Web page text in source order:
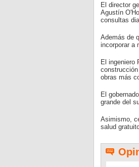
El director
Agustín
consultas
Además de
incorporar a
El ingeniero
obras más
El
grande del
Asimismo,
salud